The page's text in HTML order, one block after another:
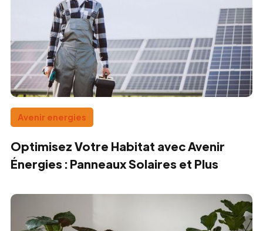
Avenir energies
Optimisez Votre Habitat avec Avenir
Énergies : Panneaux Solaires et Plus